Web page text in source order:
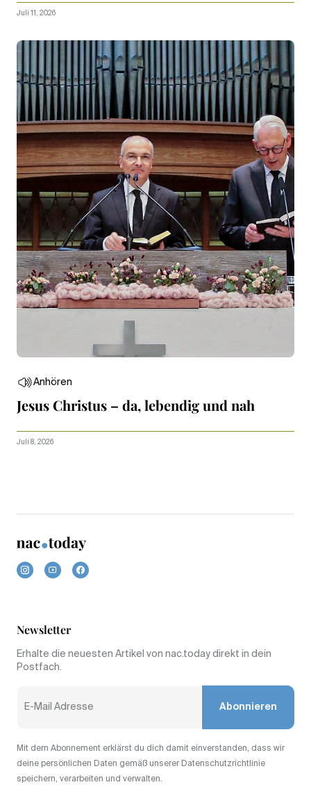
Juli 11, 2026
Anhören
Jesus Christus – da, lebendig und nah
Juli 8, 2026
Newsletter
Erhalte die neuesten Artikel von nac.today direkt in dein
Postfach.
Abonnieren
Mit dem Abonnement erklärst du dich damit einverstanden, dass wir
deine persönlichen Daten gemäß unserer Datenschutzrichtlinie
speichern, verarbeiten und verwalten.